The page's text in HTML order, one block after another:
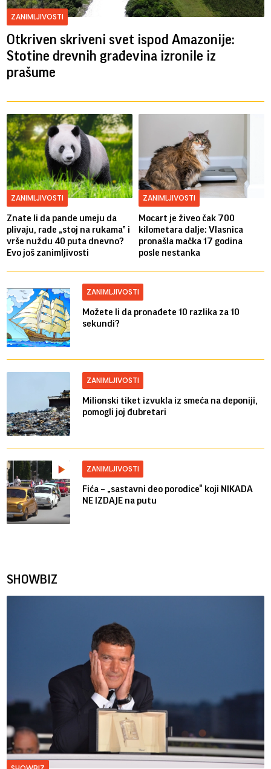
ZANIMLJIVOSTI
Otkriven skriveni svet ispod Amazonije:
Stotine drevnih građevina izronile iz
prašume
ZANIMLJIVOSTI
Znate li da pande umeju da
plivaju, rade „stoj na rukama” i
vrše nuždu 40 puta dnevno?
Evo još zanimljivosti
ZANIMLJIVOSTI
Mocart je živeo čak 700
kilometara dalje: Vlasnica
pronašla mačka 17 godina
posle nestanka
ZANIMLJIVOSTI
Možete li da pronađete 10 razlika za 10
sekundi?
ZANIMLJIVOSTI
Milionski tiket izvukla iz smeća na deponiji,
pomogli joj đubretari
ZANIMLJIVOSTI
Fića – „sastavni deo porodice“ koji NIKADA
NE IZDAJE na putu
SHOWBIZ